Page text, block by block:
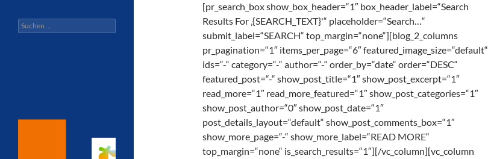
[pr_search_box show_box_header=“1″ box_header_label=“Search
Results For ‚{SEARCH_TEXT}'“ placeholder=“Search…“
submit_label=“SEARCH“ top_margin=“none“][blog_2_columns
pr_pagination=“1″ items_per_page=“6″ featured_image_size=“default“
ids=“-“ category=“-“ author=“-“ order_by=“date“ order=“DESC“
featured_post=“-“ show_post_title=“1″ show_post_excerpt=“1″
read_more=“1″ read_more_featured=“1″ show_post_categories=“1″
show_post_author=“0″ show_post_date=“1″
post_details_layout=“default“ show_post_comments_box=“1″
show_more_page=“-“ show_more_label=“READ MORE“
top_margin=“none“ is_search_results=“1″][/vc_column][vc_column
Suchen
nach: